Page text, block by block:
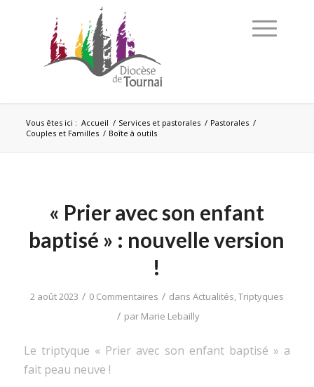
Vous êtes ici : Accueil / Services et pastorales / Pastorales /
Couples et Familles / Boîte à outils
« Prier avec son enfant
baptisé » : nouvelle version
!
2 août 2023 / 0 Commentaires / dans Actualités,Triptyques
/ par Marie Lebailly
Le triptyque « Prier avec son enfant baptisé » a
fait peau neuve !